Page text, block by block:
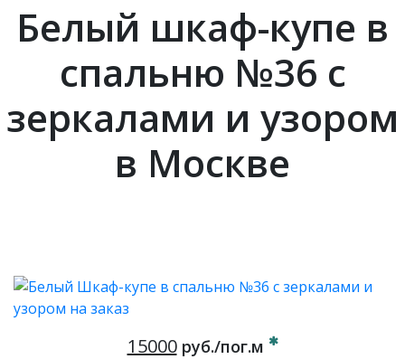
Белый шкаф-купе в
спальню №36 с
зеркалами и узором
в Москве
15000руб./пог.м